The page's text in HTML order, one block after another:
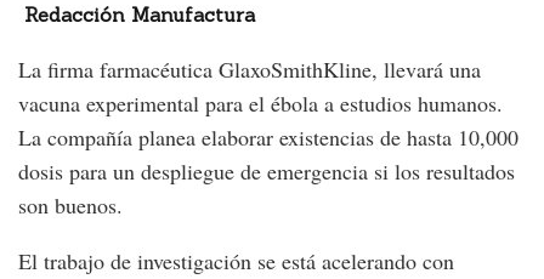
Redacción Manufactura
La firma farmacéutica GlaxoSmithKline, llevará una
vacuna experimental para el ébola a estudios humanos.
La compañía planea elaborar existencias de hasta 10,000
dosis para un despliegue de emergencia si los resultados
son buenos.
El trabajo de investigación se está acelerando con